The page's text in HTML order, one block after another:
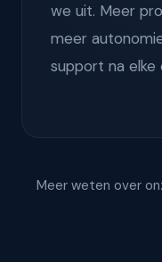
we uit. Meer
meer
support na elke
Meer weten over